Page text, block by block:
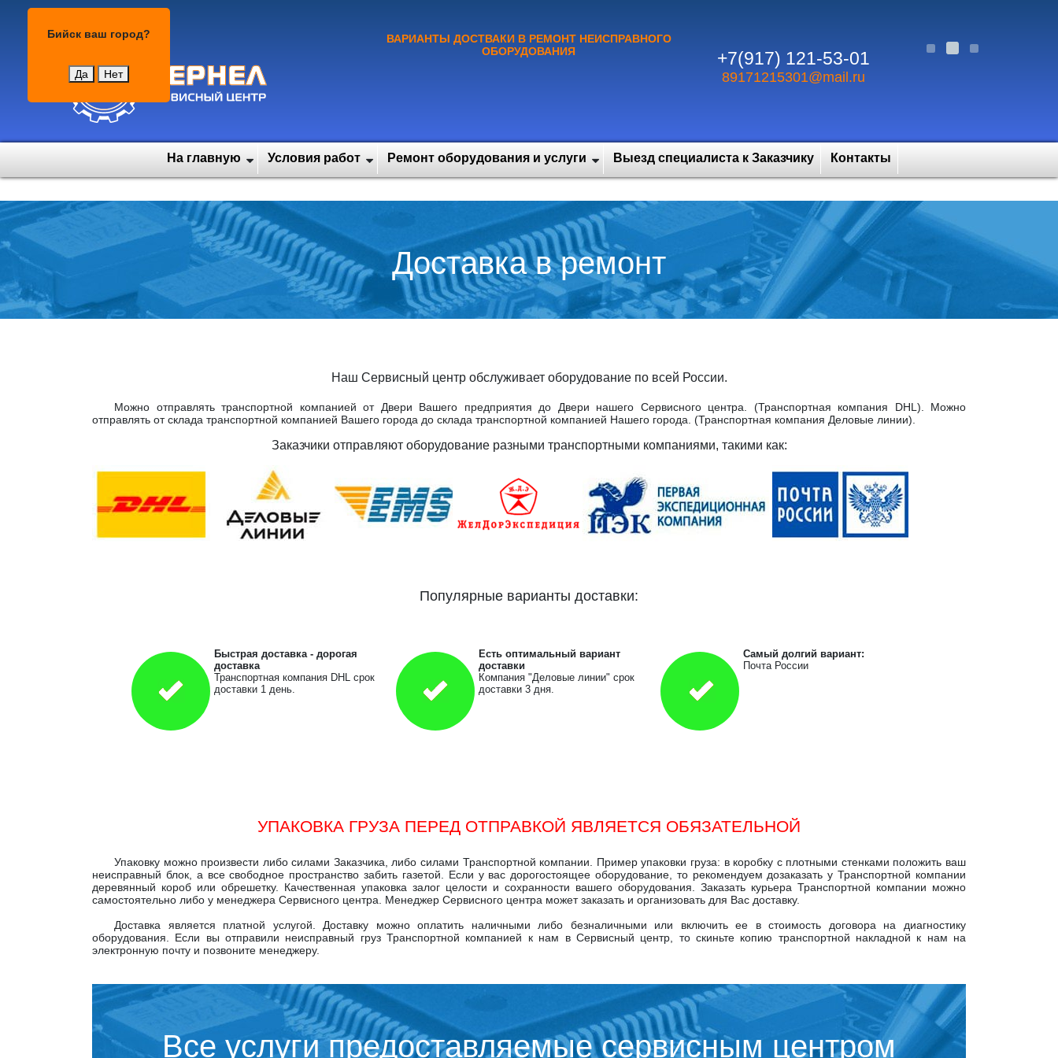
Бийск ваш город?
Да Нет
ВАРИАНТЫ ДОСТВАКИ В РЕМОНТ НЕИСПРАВНОГО
ОБОРУДОВАНИЯ
+7(917) 121-53-01
89171215301@mail.ru
На главную Условия работ Ремонт оборудования и услуги Выезд специалиста к Заказчику Контакты
Доставка в ремонт
Наш Сервисный центр обслуживает оборудование по всей России.
Можно отправлять транспортной компанией от Двери Вашего предприятия до Двери нашего Сервисного центра. (Транспортная компания DHL). Можно
отправлять от склада транспортной компанией Вашего города до склада транспортной компанией Нашего города. (Транспортная компания Деловые линии).
Заказчики отправляют оборудование разными транспортными компаниями, такими как:
Популярные варианты доставки:
Быстрая доставка - дорогая
доставка
Транспортная компания DHL срок
доставки 1 день.
Есть оптимальный вариант
доставки
Компания "Деловые линии" срок
доставки 3 дня.
Самый долгий вариант:
Почта России
УПАКОВКА ГРУЗА ПЕРЕД ОТПРАВКОЙ ЯВЛЯЕТСЯ ОБЯЗАТЕЛЬНОЙ
Упаковку можно произвести либо силами Заказчика, либо силами Транспортной компании. Пример упаковки груза: в коробку с плотными стенками положить ваш
неисправный блок, а все свободное пространство забить газетой. Если у вас дорогостоящее оборудование, то рекомендуем дозаказать у Транспортной компании
деревянный короб или обрешетку. Качественная упаковка залог целости и сохранности вашего оборудования. Заказать курьера Транспортной компании можно
самостоятельно либо у менеджера Сервисного центра. Менеджер Сервисного центра может заказать и организовать для Вас доставку.
Доставка является платной услугой. Доставку можно оплатить наличными либо безналичными или включить ее в стоимость договора на диагностику
оборудования. Если вы отправили неисправный груз Транспортной компанией к нам в Сервисный центр, то скиньте копию транспортной накладной к нам на
электронную почту и позвоните менеджеру.
Все услуги предоставляемые сервисным центром